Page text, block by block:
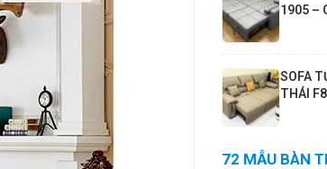
1905 –
SOFA
THÁI
72 MẪU BÀN